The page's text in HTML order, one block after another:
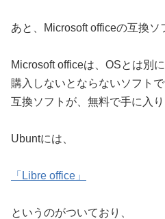
あと、Microsoft officeの互換ソ
Microsoft officeは、OSとは別に
購入しないとならないソフトで
互換ソフトが、無料で手に入り
Ubuntには、
「Libre office」
というのがついており、